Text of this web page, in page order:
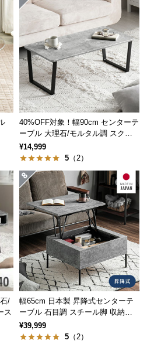
製ラタン
堅牢性に富んだ樹脂製人工
長くご愛用いただけます。
UVカット加工
ため、雨水に濡れて傷む心
40%OFF対象！幅90cm センターテ
ーブル 大理石/モルタル調 スクエ
アレッグ 安心面取り加工
¥14,999
5 （2）
/
ス
幅65cm 日本製 昇降式センターテ
ーブル 石目調 スチール脚 収納ス
ペース 高さ34~54.5cm
¥39,999
5 （2）